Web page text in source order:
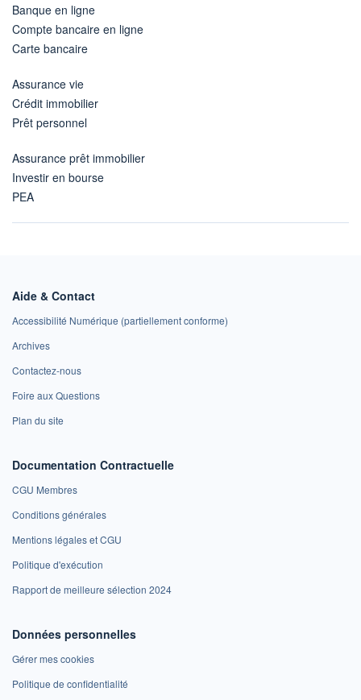
Banque en ligne
Compte bancaire en ligne
Carte bancaire
Assurance vie
Crédit immobilier
Prêt personnel
Assurance prêt immobilier
Investir en bourse
PEA
Aide & Contact
Accessibilité Numérique (partiellement conforme)
Archives
Contactez-nous
Foire aux Questions
Plan du site
Documentation Contractuelle
CGU Membres
Conditions générales
Mentions légales et CGU
Politique d'exécution
Rapport de meilleure sélection 2024
Données personnelles
Gérer mes cookies
Politique de confidentialité